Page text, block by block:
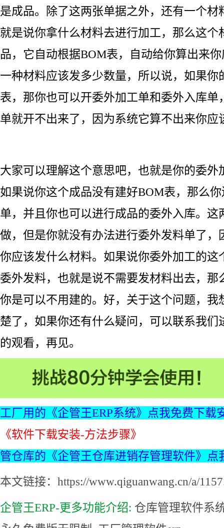
是成品。除了这两张单据之外，还有一个材
就是说你拿什么材料去进行加工，那么这个
品，它自动根据BOM表，自动给你算出来
一种材料应该发多少数量，所以说，如果你
表，那你也可以开委外加工单和委外入库单
单就开不出来了，因为系统它算不出来你应
大家可以理解这个意思吧，也就是你的委外
如果说你这个成品没有建好BOM表，那么
单，并且你也可以进行成品的委外入库。这
做，但是你就没有办法进行委外发料单了，
你应该发什么材料。如果说你委外加工的这
委外发料，也就是说不需要发材料出去，那
你是可以不用建的。好，关于这个问题，我
楚了，如果你还有什么疑问，可以联系我们
的观看，再见。
工厂用的《企管王ERP系统》点我免费下载
《软件下载安装-方法步骤》
管仓库的《企管王仓库进销存管理软件》点
本文链接：https://www.qiguanwang.cn/a/
企管王ERP-更多功能介绍: 仓库管理软件系